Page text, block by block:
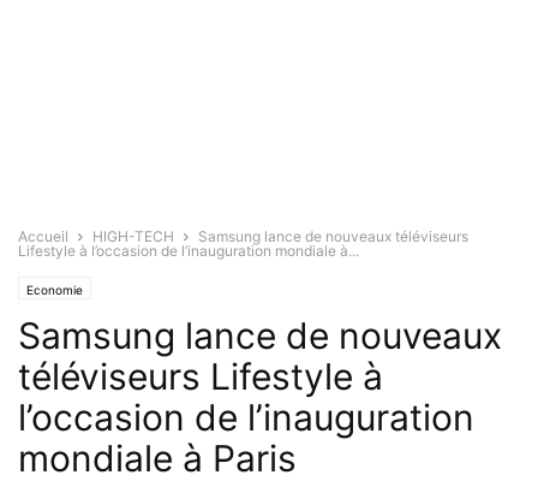
Accueil HIGH-TECH
Samsung lance de nouveaux téléviseurs
Lifestyle à l’occasion de l’inauguration mondiale à...
Economie
Samsung lance de nouveaux
téléviseurs Lifestyle à
l’occasion de l’inauguration
mondiale à Paris